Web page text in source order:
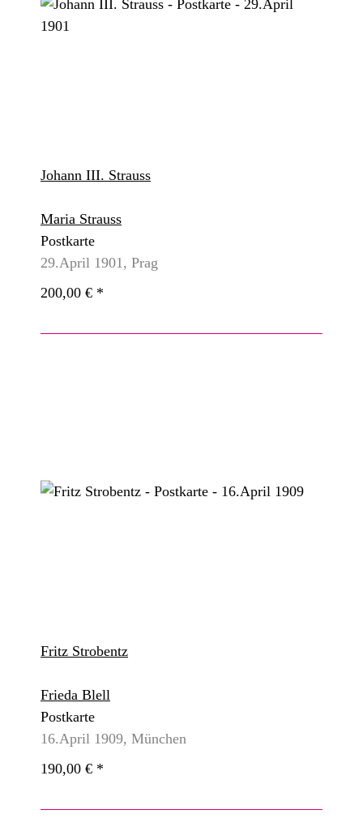
Johann III. Strauss
Maria Strauss
Postkarte
29.April 1901, Prag
200,00 € *
Fritz Strobentz
Frieda Blell
Postkarte
16.April 1909, München
190,00 € *